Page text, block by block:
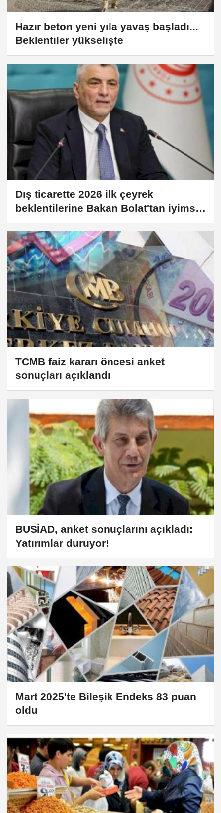
Hazır beton yeni yıla yavaş başladı...
Beklentiler yükselişte
Dış ticarette 2026 ilk çeyrek
beklentilerine Bakan Bolat'tan iyimser
bakış
TCMB faiz kararı öncesi anket
sonuçları açıklandı
BUSİAD, anket sonuçlarını açıkladı:
Yatırımlar duruyor!
Mart 2025'te Bileşik Endeks 83 puan
oldu